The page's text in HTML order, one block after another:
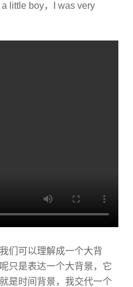
little boy，I was very
们可以理解成一个大背
只是表达一个大背景，它
是时间背景，我交代一个